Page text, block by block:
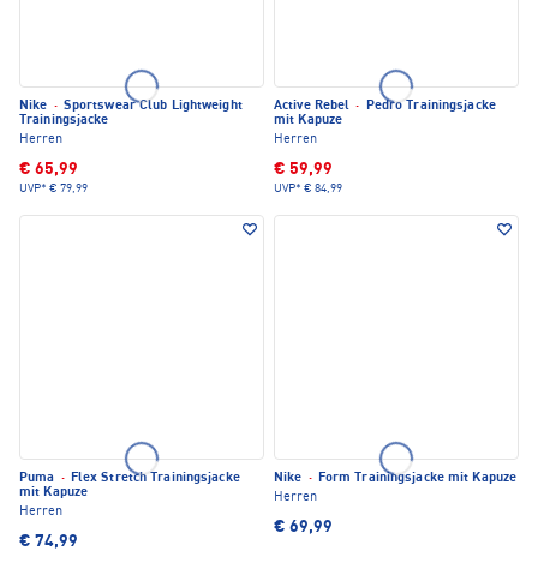
Nike · Sportswear Club Lightweight
Trainingsjacke
Herren
€ 65,99
UVP* € 79,99
Active Rebel ·
Pedro Trainingsjacke
mit Kapuze
Herren
€ 59,99
UVP* € 84,99
Puma · Flex Stretch Trainingsjacke
mit Kapuze
Herren
€ 74,99
Nike · Form Trainingsjacke mit Kapuze
Herren
€ 69,99